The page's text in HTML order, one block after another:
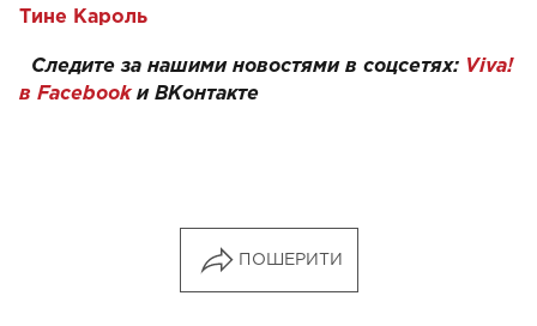
Тине Кароль
Следите за нашими новостями в соцсетях: Viva!
в Facebookи ВКонтакте
ПОШЕРИТИ